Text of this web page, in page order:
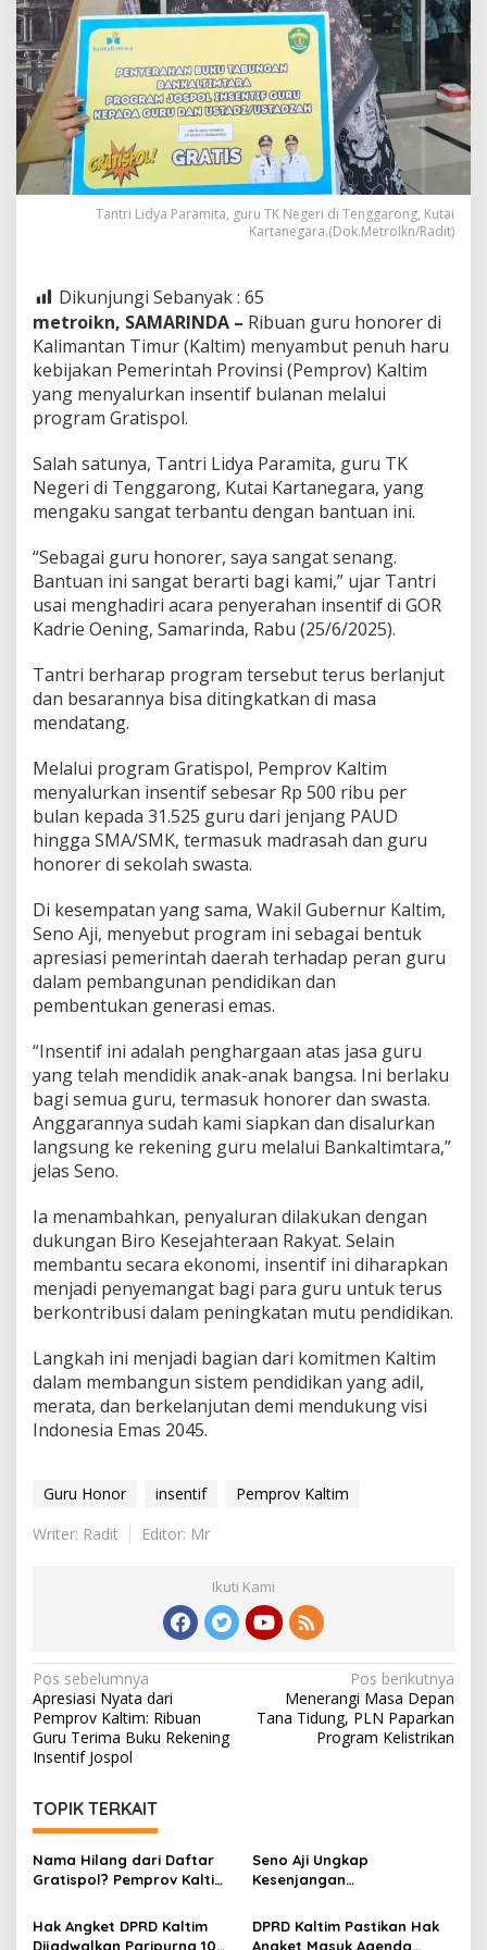
Tantri Lidya Paramita, guru TK Negeri di Tenggarong, Kutai
Kartanegara.(Dok.MetroIkn/Radit)
Dikunjungi Sebanyak : 65
metroikn, SAMARINDA – Ribuan guru honorer di
Kalimantan Timur (Kaltim) menyambut penuh haru
kebijakan Pemerintah Provinsi (Pemprov) Kaltim
yang menyalurkan insentif bulanan melalui
program Gratispol.
Salah satunya, Tantri Lidya Paramita, guru TK
Negeri di Tenggarong, Kutai Kartanegara, yang
mengaku sangat terbantu dengan bantuan ini.
“Sebagai guru honorer, saya sangat senang.
Bantuan ini sangat berarti bagi kami,” ujar Tantri
usai menghadiri acara penyerahan insentif di GOR
Kadrie Oening, Samarinda, Rabu (25/6/2025).
Tantri berharap program tersebut terus berlanjut
dan besarannya bisa ditingkatkan di masa
mendatang.
Melalui program Gratispol, Pemprov Kaltim
menyalurkan insentif sebesar Rp 500 ribu per
bulan kepada 31.525 guru dari jenjang PAUD
hingga SMA/SMK, termasuk madrasah dan guru
honorer di sekolah swasta.
Di kesempatan yang sama, Wakil Gubernur Kaltim,
Seno Aji, menyebut program ini sebagai bentuk
apresiasi pemerintah daerah terhadap peran guru
dalam pembangunan pendidikan dan
pembentukan generasi emas.
“Insentif ini adalah penghargaan atas jasa guru
yang telah mendidik anak-anak bangsa. Ini berlaku
bagi semua guru, termasuk honorer dan swasta.
Anggarannya sudah kami siapkan dan disalurkan
langsung ke rekening guru melalui Bankaltimtara,”
jelas Seno.
Ia menambahkan, penyaluran dilakukan dengan
dukungan Biro Kesejahteraan Rakyat. Selain
membantu secara ekonomi, insentif ini diharapkan
menjadi penyemangat bagi para guru untuk terus
berkontribusi dalam peningkatan mutu pendidikan.
Langkah ini menjadi bagian dari komitmen Kaltim
dalam membangun sistem pendidikan yang adil,
merata, dan berkelanjutan demi mendukung visi
Indonesia Emas 2045.
Guru Honor insentif
Pemprov Kaltim
Writer: Radit
Editor: Mr
Ikuti Kami
Navigasi
pos
Pos sebelumnya
Apresiasi Nyata dari
Pemprov Kaltim: Ribuan
Guru Terima Buku Rekening
Insentif Jospol
Pos berikutnya
Menerangi Masa Depan
Tana Tidung, PLN Paparkan
Program Kelistrikan
TOPIK TERKAIT
Nama Hilang dari Daftar
Gratispol? Pemprov Kaltim
Penerima
Seno Aji Ungkap
Kesenjangan
Fokus Pembangunan ke
Depan
Hak Angket DPRD Kaltim
Dijadwalkan Paripurna 10
DPRD Kaltim Pastikan Hak
Angket Masuk Agenda